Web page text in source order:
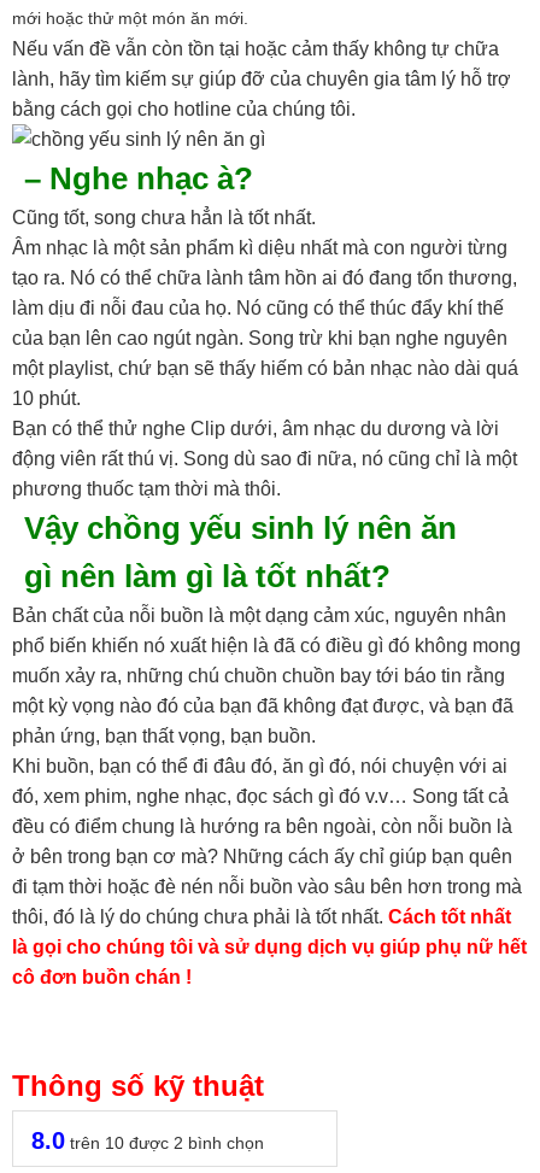
mới hoặc thử một món ăn mới.
Nếu vấn đề vẫn còn tồn tại hoặc cảm thấy không tự chữa
lành, hãy tìm kiếm sự giúp đỡ của chuyên gia tâm lý hỗ trợ
bằng cách gọi cho hotline của chúng tôi.
– Nghe nhạc à?
Cũng tốt, song chưa hẳn là tốt nhất.
Âm nhạc là một sản phẩm kì diệu nhất mà con người từng
tạo ra. Nó có thể chữa lành tâm hồn ai đó đang tổn thương,
làm dịu đi nỗi đau của họ. Nó cũng có thể thúc đẩy khí thế
của bạn lên cao ngút ngàn. Song trừ khi bạn nghe nguyên
một playlist, chứ bạn sẽ thấy hiếm có bản nhạc nào dài quá
10 phút.
Bạn có thể thử nghe Clip dưới, âm nhạc du dương và lời
động viên rất thú vị. Song dù sao đi nữa, nó cũng chỉ là một
phương thuốc tạm thời mà thôi.
Vậy chồng yếu sinh lý nên ăn
gì nên làm gì là tốt nhất?
Bản chất của nỗi buồn là một dạng cảm xúc, nguyên nhân
phổ biến khiến nó xuất hiện là đã có điều gì đó không mong
muốn xảy ra, những chú chuồn chuồn bay tới báo tin rằng
một kỳ vọng nào đó của bạn đã không đạt được, và bạn đã
phản ứng, bạn thất vọng, bạn buồn.
Khi buồn, bạn có thể đi đâu đó, ăn gì đó, nói chuyện với ai
đó, xem phim, nghe nhạc, đọc sách gì đó v.v… Song tất cả
đều có điểm chung là hướng ra bên ngoài, còn nỗi buồn là
ở bên trong bạn cơ mà? Những cách ấy chỉ giúp bạn quên
đi tạm thời hoặc đè nén nỗi buồn vào sâu bên hơn trong mà
thôi, đó là lý do chúng chưa phải là tốt nhất. Cách tốt nhất
là gọi cho chúng tôi và sử dụng dịch vụ giúp phụ nữ hết
cô đơn buồn chán !
Thông số kỹ thuật
8.0 trên 10 được 2 bình chọn